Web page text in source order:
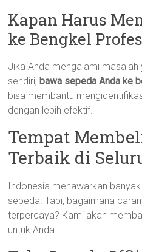
Kapan Harus
ke Bengkel
Jika Anda mengalami
sendiri, bawa sepeda Anda ke
bisa membantu
dengan lebih efektif.
Tempat
Terbaik di
Indonesia menawarkan
sepeda. Tapi, bagaimana
terpercaya? Kami akan
untuk Anda.